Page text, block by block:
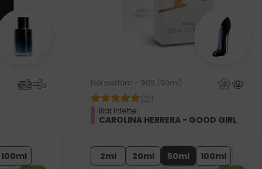
100ml
Női parfüm – 905 (50ml)
(21)
Illat ihlette:
CAROLINA HERRERA - GOOD GIRL
2ml 20ml 50ml 100ml